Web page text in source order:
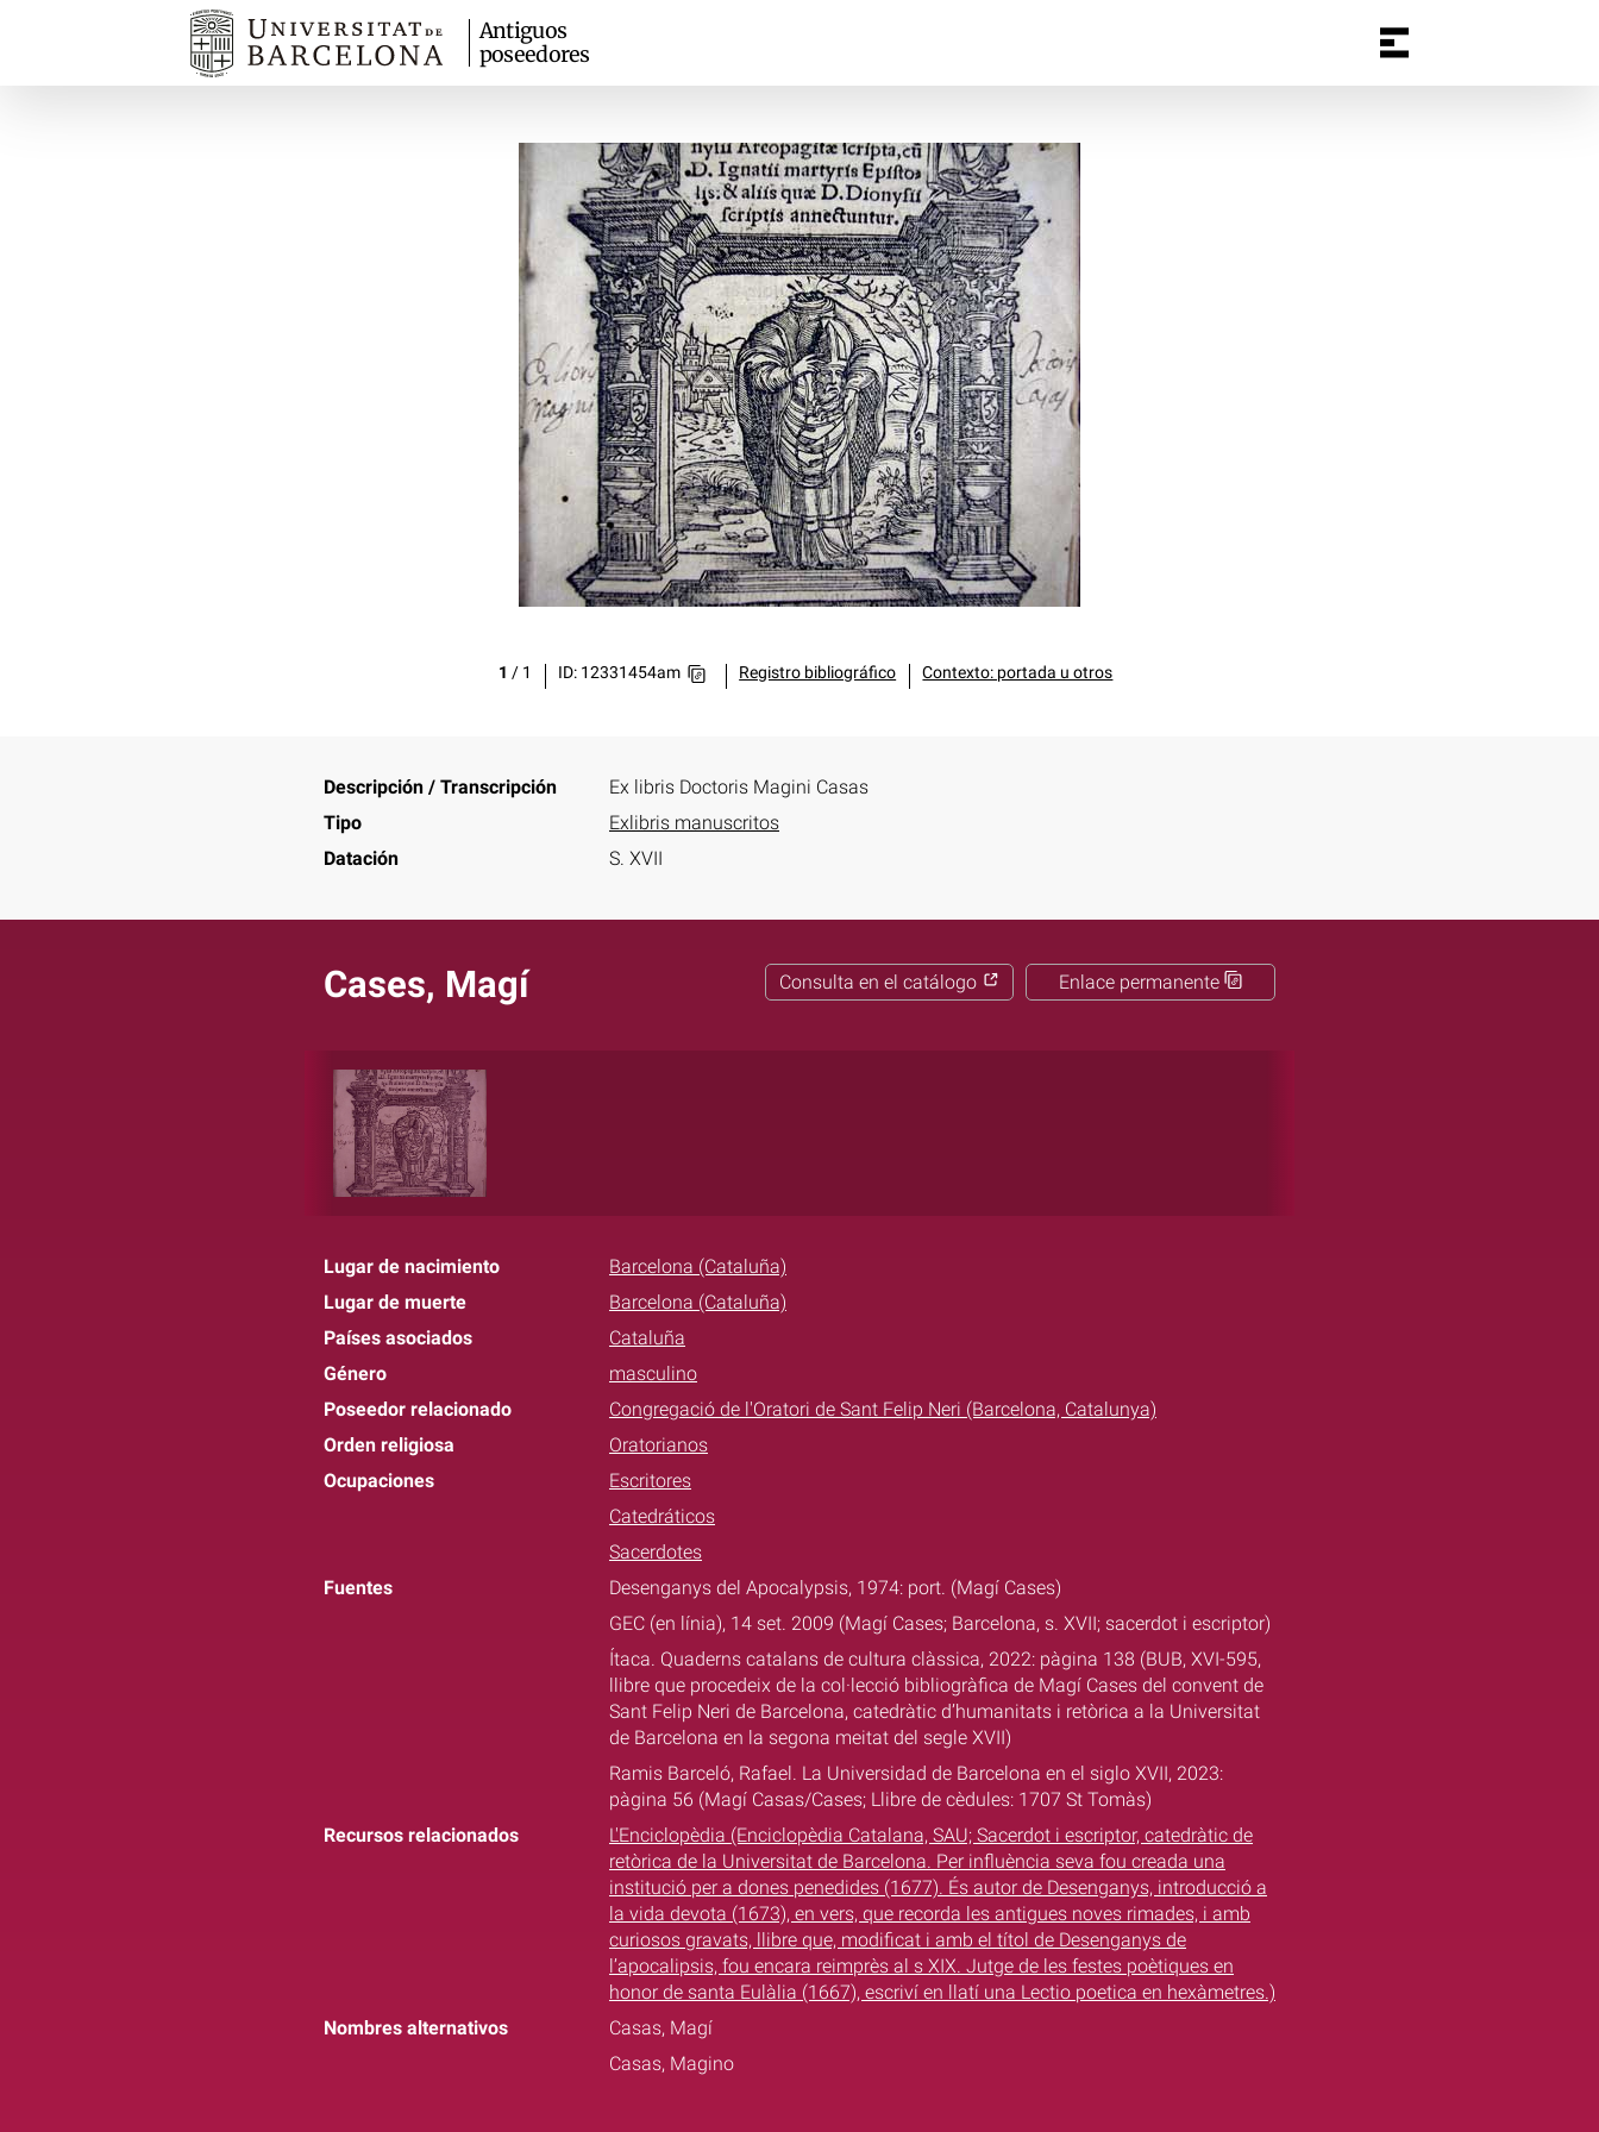
Antiguos
poseedores
1 / 1 ID: 12331454am Registro bibliográfico Contexto: portada u otros
Descripción / Transcripción
Ex libris Doctoris Magini Casas
Tipo
Exlibris manuscritos
Datación
S. XVII
Cases, Magí Enlace permanente
Consulta en el catálogo
Lugar de nacimiento
Barcelona (Cataluña)
Lugar de muerte
Barcelona (Cataluña)
Países asociados
Cataluña
Género
masculino
Poseedor relacionado
Congregació de l'Oratori de Sant Felip Neri (Barcelona, Catalunya)
Orden religiosa
Oratorianos
Ocupaciones
Escritores
Catedráticos
Sacerdotes
Fuentes
Desenganys del Apocalypsis, 1974: port. (Magí Cases)
GEC (en línia), 14 set. 2009 (Magí Cases; Barcelona, s. XVII; sacerdot i escriptor)
Ítaca. Quaderns catalans de cultura clàssica, 2022: pàgina 138 (BUB, XVI-595,
llibre que procedeix de la col·lecció bibliogràfica de Magí Cases del convent de
Sant Felip Neri de Barcelona, catedràtic d’humanitats i retòrica a la Universitat
de Barcelona en la segona meitat del segle XVII)
Ramis Barceló, Rafael. La Universidad de Barcelona en el siglo XVII, 2023:
pàgina 56 (Magí Casas/Cases; Llibre de cèdules: 1707 St Tomàs)
Recursos relacionados
L'Enciclopèdia (Enciclopèdia Catalana, SAU; Sacerdot i escriptor, catedràtic de
retòrica de la Universitat de Barcelona. Per influència seva fou creada una
institució per a dones penedides (1677). És autor de Desenganys, introducció a
la vida devota (1673), en vers, que recorda les antigues noves rimades, i amb
curiosos gravats, llibre que, modificat i amb el títol de Desenganys de
l’apocalipsis, fou encara reimprès al s XIX. Jutge de les festes poètiques en
honor de santa Eulàlia (1667), escriví en llatí una Lectio poetica en hexàmetres.)
Nombres alternativos
Casas, Magí
Casas, Magino